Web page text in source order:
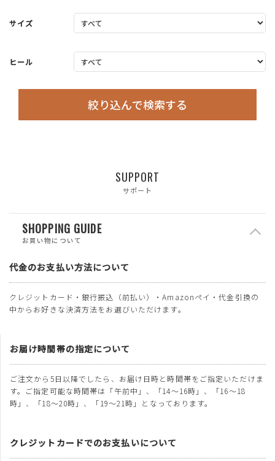
サイズ
ヒール
絞り込んで検索する
SUPPORT
サポート
SHOPPING GUIDE
お買い物について
代金のお支払い方法について
クレジットカード・銀行振込（前払い）・Amazonペイ・代金引換の
中からお好きな決済方法をお選びいただけます。
お届け時間帯の指定について
ご注文から5日以降でしたら、お届け日時と時間帯をご指定いただけま
す。ご指定可能な時間帯は「午前中」、「14～16時」、「16～18
時」、「18～20時」、「19～21時」となっております。
クレジットカードでのお支払いについて